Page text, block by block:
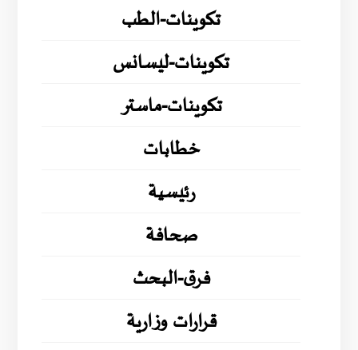
تكوينات-الطب
تكوينات-ليسانس
تكوينات-ماستر
خطابات
رئيسية
صحافة
فرق-البحث
قرارات وزارية